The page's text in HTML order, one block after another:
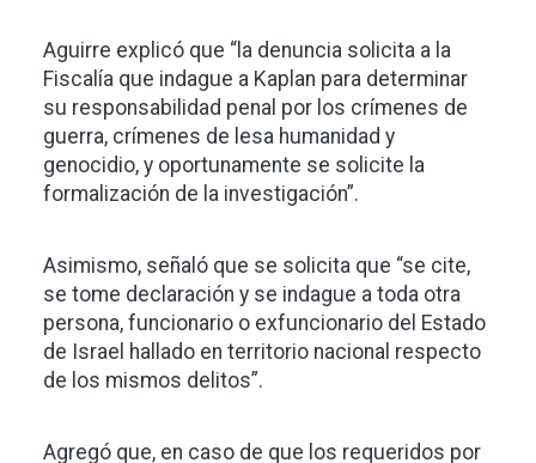
Aguirre explicó que “la denuncia solicita a la
Fiscalía que indague a Kaplan para determinar
su responsabilidad penal por los crímenes de
guerra, crímenes de lesa humanidad y
genocidio, y oportunamente se solicite la
formalización de la investigación”.
Asimismo, señaló que se solicita que “se cite,
se tome declaración y se indague a toda otra
persona, funcionario o exfuncionario del Estado
de Israel hallado en territorio nacional respecto
de los mismos delitos”.
Agregó que, en caso de que los requeridos por